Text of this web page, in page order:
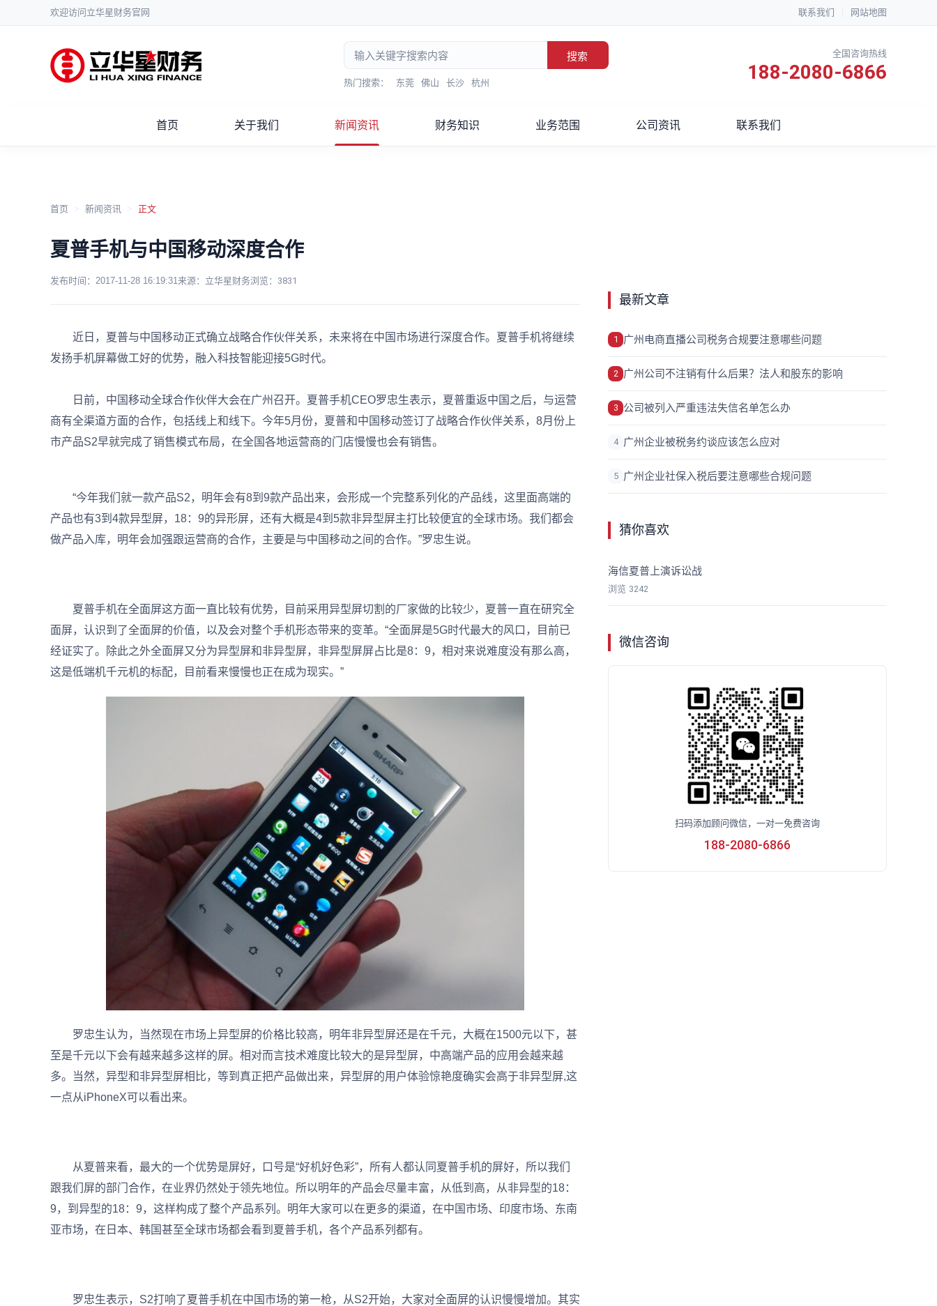
欢迎访问立华星财务官网 联系我们 网站地图
搜索
热门搜索： 东莞 佛山 长沙 杭州
全国咨询热线
188-2080-6866
首页 关于我们 新闻资讯 财务知识 业务范围 公司资讯 联系我们
首页 新闻资讯 正文
夏普手机与中国移动深度合作
发布时间： 2017-11-28 16:19:31来源：立华星财务浏览： 3831
近日，夏普与中国移动正式确立战略合作伙伴关系，未来将在中国市场进行深度合作。夏普手机将继续
发扬手机屏幕做工好的优势，融入科技智能迎接5G时代。
日前，中国移动全球合作伙伴大会在广州召开。夏普手机CEO罗忠生表示，夏普重返中国之后，与运营
商有全渠道方面的合作，包括线上和线下。今年5月份，夏普和中国移动签订了战略合作伙伴关系，8月份上
市产品S2早就完成了销售模式布局，在全国各地运营商的门店慢慢也会有销售。
“今年我们就一款产品S2，明年会有8到9款产品出来，会形成一个完整系列化的产品线，这里面高端的
产品也有3到4款异型屏，18：9的异形屏，还有大概是4到5款非异型屏主打比较便宜的全球市场。我们都会
做产品入库，明年会加强跟运营商的合作，主要是与中国移动之间的合作。”罗忠生说。
夏普手机在全面屏这方面一直比较有优势，目前采用异型屏切割的厂家做的比较少，夏普一直在研究全
面屏，认识到了全面屏的价值，以及会对整个手机形态带来的变革。“全面屏是5G时代最大的风口，目前已
经证实了。除此之外全面屏又分为异型屏和非异型屏，非异型屏屏占比是8：9，相对来说难度没有那么高，
这是低端机千元机的标配，目前看来慢慢也正在成为现实。”
罗忠生认为，当然现在市场上异型屏的价格比较高，明年非异型屏还是在千元，大概在1500元以下，甚
至是千元以下会有越来越多这样的屏。相对而言技术难度比较大的是异型屏，中高端产品的应用会越来越
多。当然，异型和非异型屏相比，等到真正把产品做出来，异型屏的用户体验惊艳度确实会高于非异型屏,这
一点从iPhoneX可以看出来。
从夏普来看，最大的一个优势是屏好，口号是“好机好色彩”，所有人都认同夏普手机的屏好，所以我们
跟我们屏的部门合作，在业界仍然处于领先地位。所以明年的产品会尽量丰富，从低到高，从非异型的18：
9，到异型的18：9，这样构成了整个产品系列。明年大家可以在更多的渠道，在中国市场、印度市场、东南
亚市场，在日本、韩国甚至全球市场都会看到夏普手机，各个产品系列都有。
罗忠生表示，S2打响了夏普手机在中国市场的第一枪，从S2开始，大家对全面屏的认识慢慢增加。其实
最新文章
1 广州电商直播公司税务合规要注意哪些问题
2 广州公司不注销有什么后果？法人和股东的影响
3 公司被列入严重违法失信名单怎么办
4 广州企业被税务约谈应该怎么应对
5 广州企业社保入税后要注意哪些合规问题
猜你喜欢
海信夏普上演诉讼战
浏览 3242
微信咨询
扫码添加顾问微信，一对一免费咨询
188-2080-6866